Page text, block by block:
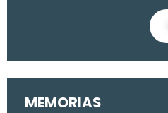
MEMORIAS